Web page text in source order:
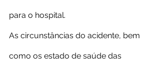
para o hospital.
As circunstâncias do acidente, bem
como os estado de saúde das